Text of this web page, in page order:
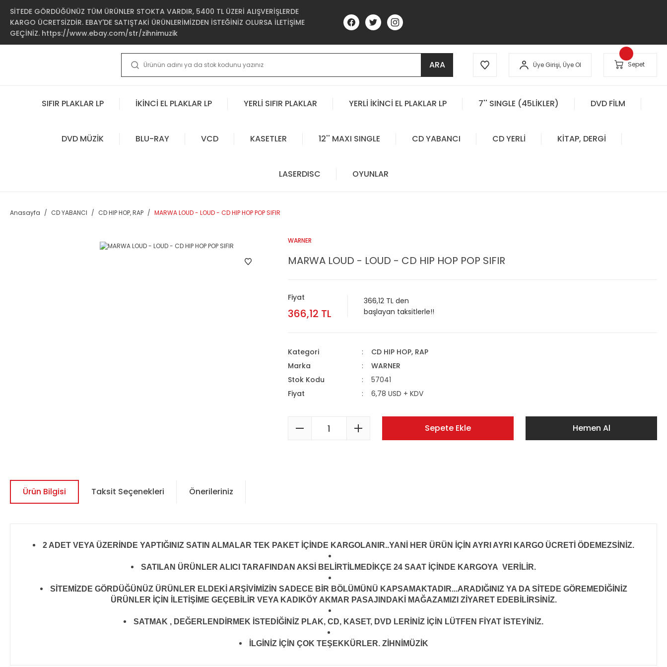
SİTEDE GÖRDÜĞÜNÜZ TÜM ÜRÜNLER STOKTA VARDIR, 5400 TL ÜZERİ ALIŞVERİŞLERDE
KARGO ÜCRETSİZDİR. EBAY'DE SATIŞTAKİ ÜRÜNLERİMİZDEN İSTEĞİNİZ OLURSA İLETİŞİME
GEÇİNİZ. https://www.ebay.com/str/zihnimuzik
ARA Üye Girişi, Üye Ol Sepet
SIFIR PLAKLAR LP İKİNCİ EL PLAKLAR LP YERLİ SIFIR PLAKLAR YERLİ İKİNCİ EL PLAKLAR LP 7'' SINGLE (45LİKLER) DVD FİLM
DVD MÜZİK BLU-RAY VCD KASETLER 12'' MAXI SINGLE CD YABANCI CD YERLİ KİTAP, DERGİ
LASERDISC OYUNLAR
Anasayfa CD YABANCI CD HIP HOP, RAP MARWA LOUD - LOUD - CD HIP HOP POP SIFIR
WARNER
MARWA LOUD - LOUD - CD HIP HOP POP SIFIR
Fiyat
366,12 TL
366,12 TL den
başlayan taksitlerle!!
Kategori
CD HIP HOP, RAP
Marka
WARNER
Stok Kodu
57041
Fiyat
6,78 USD + KDV
Sepete Ekle Hemen Al
Ürün Bilgisi Taksit Seçenekleri Önerileriniz
2 ADET VEYA ÜZERİNDE YAPTIĞINIZ SATIN ALMALAR TEK PAKET İÇİNDE KARGOLANIR..YANİ HER ÜRÜN İÇİN AYRI AYRI KARGO ÜCRETİ ÖDEMEZSİNİZ.
SATILAN ÜRÜNLER ALICI TARAFINDAN AKSİ BELİRTİLMEDİKÇE 24 SAAT İÇİNDE KARGOYA VERİLİR.
SİTEMİZDE GÖRDÜĞÜNÜZ ÜRÜNLER ELDEKİ ARŞİVİMİZİN SADECE BİR BÖLÜMÜNÜ KAPSAMAKTADIR...ARADIĞINIZ YA DA SİTEDE GÖREMEDİĞİNİZ
ÜRÜNLER İÇİN İLETİŞİME GEÇEBİLİR VEYA KADIKÖY AKMAR PASAJINDAKİ MAĞAZAMIZI ZİYARET EDEBİLİRSİNİZ.
SATMAK , DEĞERLENDİRMEK İSTEDİĞİNİZ PLAK, CD, KASET, DVD LERİNİZ İÇİN LÜTFEN FİYAT İSTEYİNİZ.
İLGİNİZ İÇİN ÇOK TEŞEKKÜRLER. ZİHNİMÜZİK